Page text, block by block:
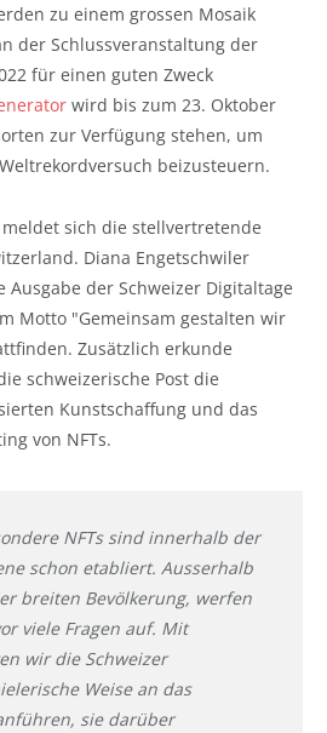
zu einem grossen Mosaik
der Schlussveranstaltung der
für einen guten Zweck
wird bis zum 23. Oktober
zur Verfügung stehen, um
beizusteuern.
meldet sich die stellvertretende
Diana Engetschwiler
Ausgabe der Schweizer Digitaltage
Motto "Gemeinsam gestalten wir
Zusätzlich erkunde
schweizerische Post die
Kunstschaffung und das
von NFTs.
NFTs sind innerhalb der
schon etabliert. Ausserhalb
breiten Bevölkerung, werfen
viele Fragen auf. Mit
wir die Schweizer
Weise an das
sie darüber